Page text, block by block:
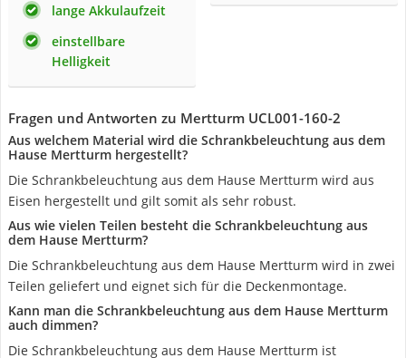
lange Akkulaufzeit
einstellbare
Helligkeit
Fragen und Antworten zu Mertturm UCL001-160-2
Aus welchem Material wird die Schrankbeleuchtung aus dem
Hause Mertturm hergestellt?
Die Schrankbeleuchtung aus dem Hause Mertturm wird aus
Eisen hergestellt und gilt somit als sehr robust.
Aus wie vielen Teilen besteht die Schrankbeleuchtung aus
dem Hause Mertturm?
Die Schrankbeleuchtung aus dem Hause Mertturm wird in zwei
Teilen geliefert und eignet sich für die Deckenmontage.
Kann man die Schrankbeleuchtung aus dem Hause Mertturm
auch dimmen?
Die Schrankbeleuchtung aus dem Hause Mertturm ist